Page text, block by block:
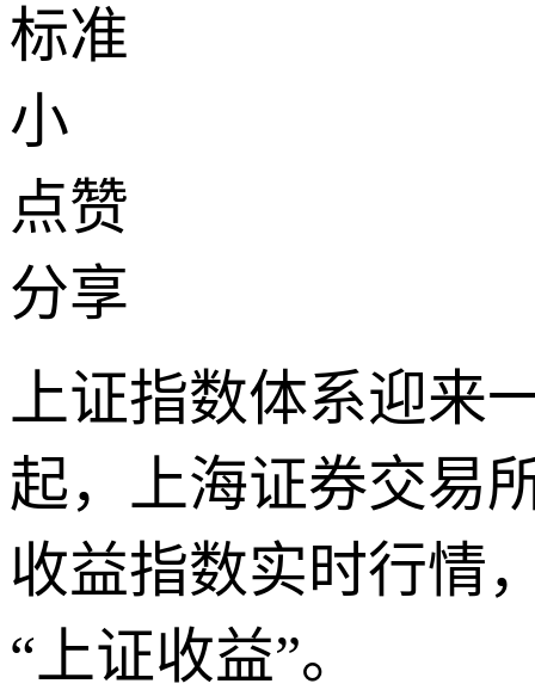
标准
小
点赞
分享
上证指数体系迎来
起，上海证券交易
收益指数实时行情
“上证收益”。